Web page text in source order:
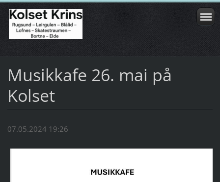
Musikkafe 26. mai på
Kolset
07.05.2024 19:26